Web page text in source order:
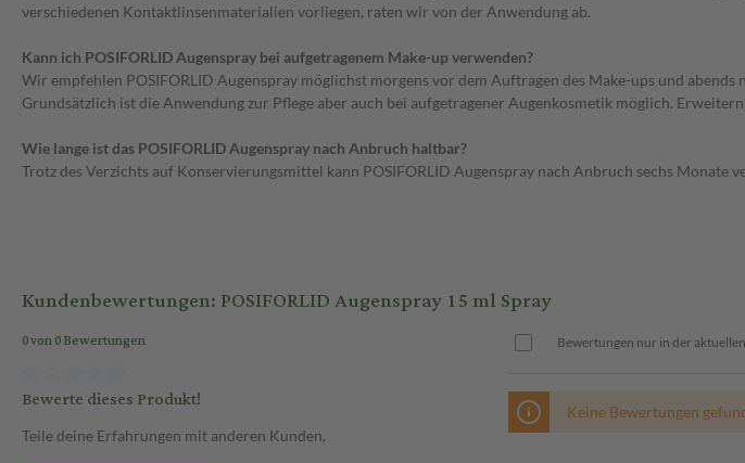
verschiedenen Kontaktlinsenmaterialien vorliegen, raten wir von der Anwendung ab.
Kann ich POSIFORLID Augenspray bei aufgetragenem Make-up verwenden?
Wir empfehlen POSIFORLID Augenspray möglichst morgens vor dem Auftragen des Make-ups und
Grundsätzlich ist die Anwendung zur Pflege aber auch bei aufgetragener Augenkosmetik möglich.
Wie lange ist das POSIFORLID Augenspray nach Anbruch haltbar?
Trotz des Verzichts auf Konservierungsmittel kann POSIFORLID Augenspray nach Anbruch sechs Monate
Kundenbewertungen: POSIFORLID Augenspray 15 ml Spray
0 von 0 Bewertungen
Bewerte dieses Produkt!
Teile deine Erfahrungen mit anderen Kunden.
Bewertungen nur in der
Keine Bewertungen